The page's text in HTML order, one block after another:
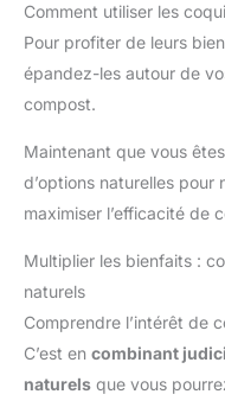
Comment utiliser les
Pour profiter de leurs
épandez-les autour de
compost.
Maintenant que vous
d’options naturelles pour
maximiser l’efficacité de
Multiplier les bienfaits :
naturels
Comprendre l’intérêt de
C’est en combinant
naturels que vous